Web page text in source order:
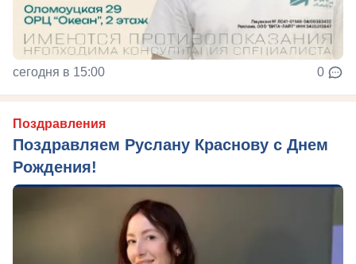
сегодня в 15:00 0
Поздравления
Поздравляем Руслану Краснову с Днем
Рождения!